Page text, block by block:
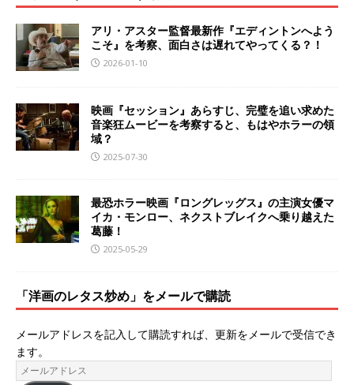
アリ・アスター監督最新作『エディントンへよう
こそ』を考察、面白さは遅れてやってくる？！
2026-01-10
映画『セッション』あらすじ、完璧を追い求めた
音楽狂ムービーを考察すると、もはやホラーの領
域？
2025-07-30
最恐ホラー映画『ロングレッグス』の主演女優マ
イカ・モンロー、ネクストブレイクへ乗り越えた
葛藤！
2025-05-29
「洋画のレタス炒め」をメールで購読
メールアドレスを記入して購読すれば、更新をメールで受信でき
ます。